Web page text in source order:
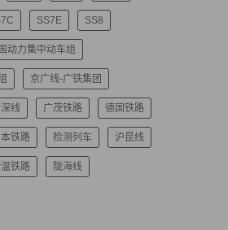
SS7E SS8
动力集中动车组
京广线-广铁集团
线 广茂铁路 德国铁路
本铁路 检测列车 沪昆线
铁路 陇海线